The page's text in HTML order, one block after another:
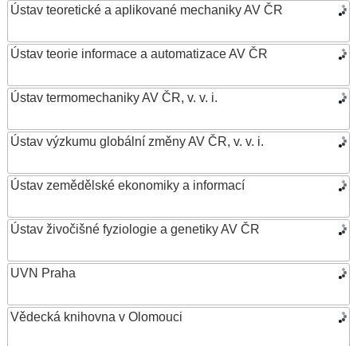
Ústav teoretické a aplikované mechaniky AV ČR
Ústav teorie informace a automatizace AV ČR
Ústav termomechaniky AV ČR, v. v. i.
Ústav výzkumu globální změny AV ČR, v. v. i.
Ústav zemědělské ekonomiky a informací
Ústav živočišné fyziologie a genetiky AV ČR
UVN Praha
Vědecká knihovna v Olomouci